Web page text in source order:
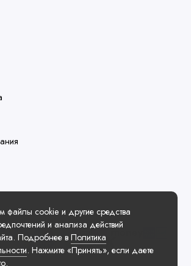
файлы cookie и другие средства
и анализа действий
Подробнее в Политика
. Нажмите «Принять», если даете